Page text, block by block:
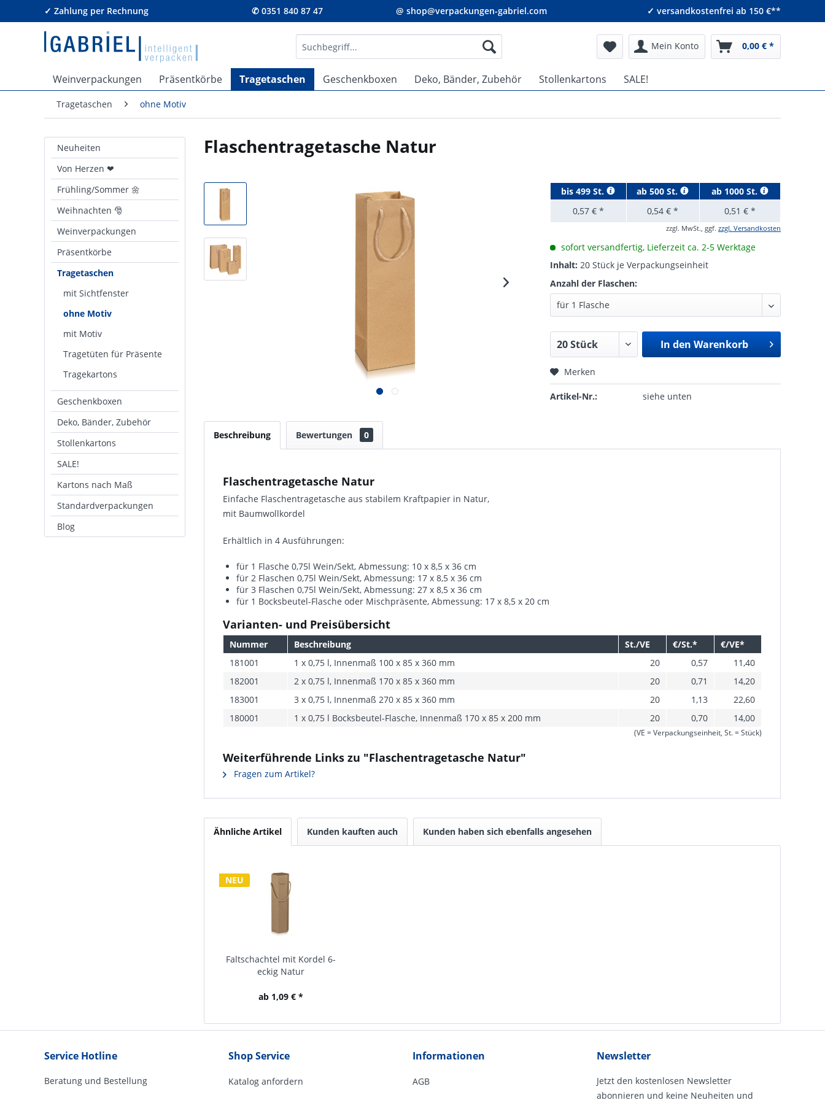
✓ Zahlung per Rechnung ✆ 0351 840 87 47 @ shop@verpackungen-gabriel.com ✓ versandkostenfrei ab 150 €**
Mein Konto 0,00 € *
Weinverpackungen Präsentkörbe Tragetaschen Geschenkboxen Deko, Bänder, Zubehör Stollenkartons SALE!
Tragetaschen ohne Motiv
Neuheiten
Von Herzen ❤
Frühling/Sommer 🌼
Weihnachten 🎅
Weinverpackungen
Präsentkörbe
Tragetaschen
mit Sichtfenster
ohne Motiv
mit Motiv
Tragetüten für Präsente
Tragekartons
Geschenkboxen
Deko, Bänder, Zubehör
Stollenkartons
SALE!
Kartons nach Maß
Standardverpackungen
Blog
Flaschentragetasche Natur
bis499 St. ab500 St. ab 1000 St.
0,57 € *
0,54 € * 0,51 € *
zzgl. MwSt., ggf. zzgl. Versandkosten
sofort versandfertig, Lieferzeit ca. 2-5 Werktage
Inhalt: 20 Stück je Verpackungseinheit
Anzahl der Flaschen:
In den Warenkorb
Merken
Artikel-Nr.: siehe unten
Beschreibung Bewertungen 0
Flaschentragetasche Natur
Einfache Flaschentragetasche aus stabilem Kraftpapier in Natur,
mit Baumwollkordel
Erhältlich in 4 Ausführungen:
für 1 Flasche 0,75l Wein/Sekt, Abmessung: 10 x 8,5 x 36 cm
für 2 Flaschen 0,75l Wein/Sekt, Abmessung: 17 x 8,5 x 36 cm
für 3 Flaschen 0,75l Wein/Sekt, Abmessung: 27 x 8,5 x 36 cm
für 1 Bocksbeutel-Flasche oder Mischpräsente, Abmessung: 17 x 8,5 x 20 cm
Varianten- und Preisübersicht
Nummer Beschreibung St./VE €/St.*
€/VE*
181001
1 x 0,75 l, Innenmaß 100 x 85 x 360 mm 20 0,57
11,40
182001
2 x 0,75 l, Innenmaß 170 x 85 x 360 mm 20 0,71
14,20
183001
3 x 0,75 l, Innenmaß 270 x 85 x 360 mm 20 1,13
22,60
180001
1 x 0,75 l Bocksbeutel-Flasche, Innenmaß 170 x 85 x 200 mm 20 0,70 14,00
(VE = Verpackungseinheit, St. = Stück)
Weiterführende Links zu "Flaschentragetasche Natur"
Fragen zum Artikel?
Ähnliche Artikel Kunden kauften auch Kunden haben sich ebenfalls angesehen
NEU
Faltschachtel mit Kordel 6-
eckig Natur
ab 1,09 € *
Service Hotline
Beratung und Bestellung
Shop Service
Katalog anfordern
Informationen
AGB
Newsletter
Jetzt den kostenlosen Newsletter
abonnieren und keine Neuheiten und